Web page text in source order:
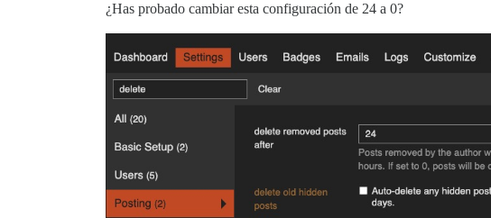
¿Has probado cambiar esta configuración de 24 a 0?